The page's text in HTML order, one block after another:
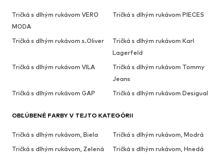
Tričká s dlhým rukávom VERO
MODA
Tričká s dlhým rukávom PIECES
Tričká s dlhým rukávom s.Oliver
Tričká s dlhým rukávom Karl
Lagerfeld
Tričká s dlhým rukávom VILA
Tričká s dlhým rukávom Tommy
Jeans
Tričká s dlhým rukávom GAP
Tričká s dlhým rukávom Desigual
OBĽÚBENÉ FARBY V TEJTO KATEGÓRII
Tričká s dlhým rukávom, Biela
Tričká s dlhým rukávom, Modrá
Tričká s dlhým rukávom, Zelená
Tričká s dlhým rukávom, Hnedá